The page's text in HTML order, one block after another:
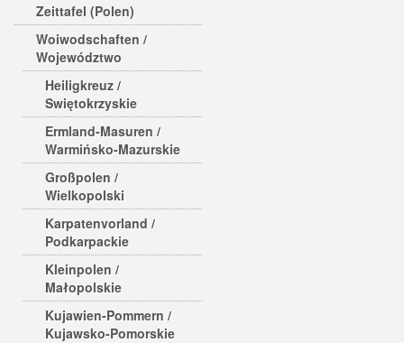
Zeittafel (Polen)
Woiwodschaften /
Województwo
Heiligkreuz /
Swiętokrzyskie
Ermland-Masuren /
Warmińsko-Mazurskie
Großpolen /
Wielkopolski
Karpatenvorland /
Podkarpackie
Kleinpolen /
Małopolskie
Kujawien-Pommern /
Kujawsko-Pomorskie